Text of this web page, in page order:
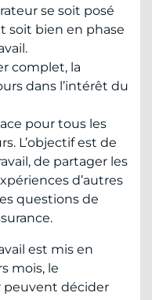
se soit posé
soit bien en phase
complet, la
dans l’intérêt du
pour tous les
L’objectif est de
de partager les
d’autres
questions de
est mis en
mois, le
peuvent décider